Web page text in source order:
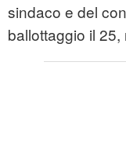
sindaco e del
ballottaggio il 25,